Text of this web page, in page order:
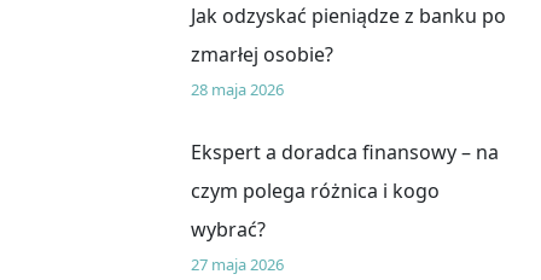
Jak odzyskać pieniądze z banku po
zmarłej osobie?
28 maja 2026
Ekspert a doradca finansowy – na
czym polega różnica i kogo
wybrać?
27 maja 2026